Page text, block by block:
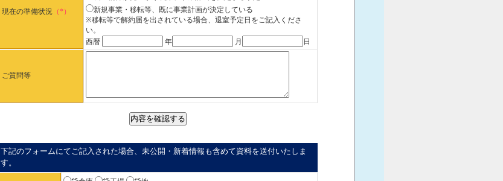
現在の準備状況 （*）
新規事業・移転等、既に事業計画が決定している
※移転等で解約届を出されている場合、退室予定日をご記入くださ
い。
西暦
年 月 日
ご質問等
下記のフォームにてご記入された場合、未公開・新着情報も含めて資料を送付いたしま
す。